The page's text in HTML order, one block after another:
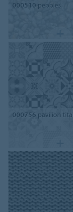
000510 pebbles
000756 pavilion